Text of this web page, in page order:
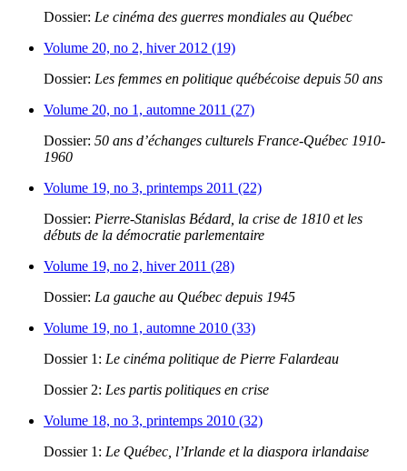
Dossier: Le cinéma des guerres mondiales au Québec
Volume 20, no 2, hiver 2012 (19)
Dossier: Les femmes en politique québécoise depuis 50 ans
Volume 20, no 1, automne 2011 (27)
Dossier: 50 ans d’échanges culturels France-Québec 1910-
1960
Volume 19, no 3, printemps 2011 (22)
Dossier: Pierre-Stanislas Bédard, la crise de 1810 et les
débuts de la démocratie parlementaire
Volume 19, no 2, hiver 2011 (28)
Dossier: La gauche au Québec depuis 1945
Volume 19, no 1, automne 2010 (33)
Dossier 1: Le cinéma politique de Pierre Falardeau
Dossier 2: Les partis politiques en crise
Volume 18, no 3, printemps 2010 (32)
Dossier 1: Le Québec, l’Irlande et la diaspora irlandaise